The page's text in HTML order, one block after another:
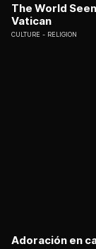
The World
Vatican
CULTURE RELIGION
Adoración en